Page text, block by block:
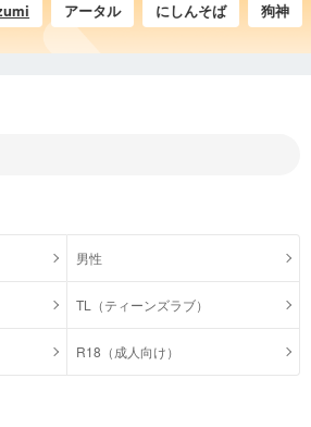
アータル にしんそば
男性
TL（ティーンズラブ）
R18（成人向け）